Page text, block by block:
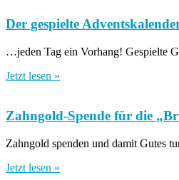
Der gespielte
…jeden Tag ein Vorhang! Gespielte
Jetzt lesen »
Zahngold-Spende für die
Zahngold spenden und damit Gutes
Jetzt lesen »